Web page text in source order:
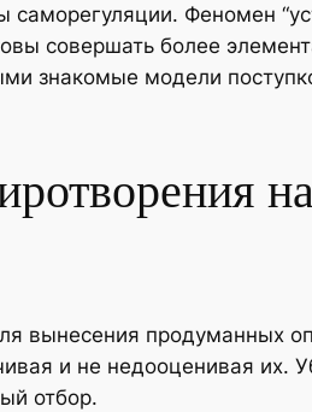
Феномен
совершать более
знакомые модели
вынесения продуманных
и не недооценивая
отбор.